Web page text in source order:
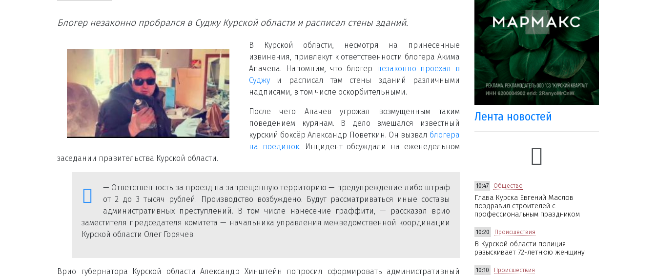
Блогер незаконно пробрался в Суджу Курской области и расписал стены зданий.
В Курской области, несмотря на принесенные
извинения, привлекут к ответственности блогера Акима
Апачева. Напомним, что блогер
незаконно проехал в
Суджу и расписал там стены зданий различными
надписями, в том числе оскорбительными.
После чего Апачев угрожал возмущенным таким
поведением курянам. В дело вмешался известный
курский боксёр Александр Поветкин. Он вызвал блогера
на поединок. Инцидент обсуждали на еженедельном
заседании правительства Курской области.
— Ответственность за проезд на запрещенную территорию — предупреждение либо штраф
от 2 до 3 тысяч рублей. Производство возбуждено. Будут рассматриваться иные составы
административных преступлений. В том числе нанесение граффити, — рассказал врио
заместителя председателя комитета — начальника управления межведомственной координации
Курской области Олег Горячев.
Врио губернатора Курской области Александр Хинштейн попросил сформировать административный
Лента новостей
10:47 Общество
Глава Курска Евгений Маслов
поздравил строителей с
профессиональным праздником
10:20 Происшествия
В Курской области полиция
разыскивает 72-летнюю женщину
10:10 Происшествия